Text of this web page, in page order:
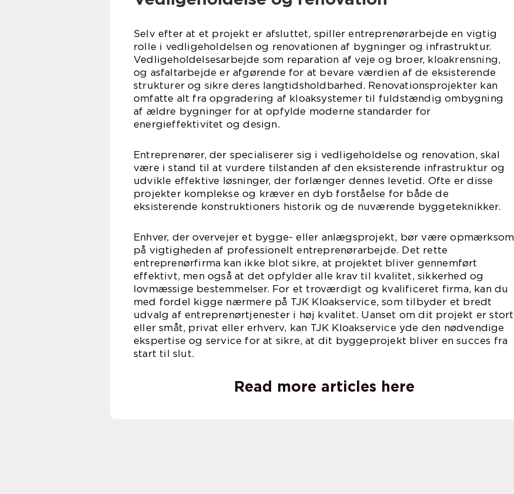
Selv efter at et projekt er afsluttet, spiller entreprenørarbejde en vigtig
rolle i vedligeholdelsen og renovationen af bygninger og infrastruktur.
Vedligeholdelsesarbejde som reparation af veje og broer, kloakrensning,
og asfaltarbejde er afgørende for at bevare værdien af de eksisterende
strukturer og sikre deres langtidsholdbarhed. Renovationsprojekter kan
omfatte alt fra opgradering af kloaksystemer til fuldstændig ombygning
af ældre bygninger for at opfylde moderne standarder for
energieffektivitet og design.
Entreprenører, der specialiserer sig i vedligeholdelse og renovation, skal
være i stand til at vurdere tilstanden af den eksisterende infrastruktur og
udvikle effektive løsninger, der forlænger dennes levetid. Ofte er disse
projekter komplekse og kræver en dyb forståelse for både de
eksisterende konstruktioners historik og de nuværende byggeteknikker.
Enhver, der overvejer et bygge- eller anlægsprojekt, bør være opmærksom
på vigtigheden af professionelt entreprenørarbejde. Det rette
entreprenørfirma kan ikke blot sikre, at projektet bliver gennemført
effektivt, men også at det opfylder alle krav til kvalitet, sikkerhed og
lovmæssige bestemmelser. For et troværdigt og kvalificeret firma, kan du
med fordel kigge nærmere på TJK Kloakservice, som tilbyder et bredt
udvalg af entreprenørtjenester i høj kvalitet. Uanset om dit projekt er stort
eller småt, privat eller erhverv, kan TJK Kloakservice yde den nødvendige
ekspertise og service for at sikre, at dit byggeprojekt bliver en succes fra
start til slut.
Read more articles here